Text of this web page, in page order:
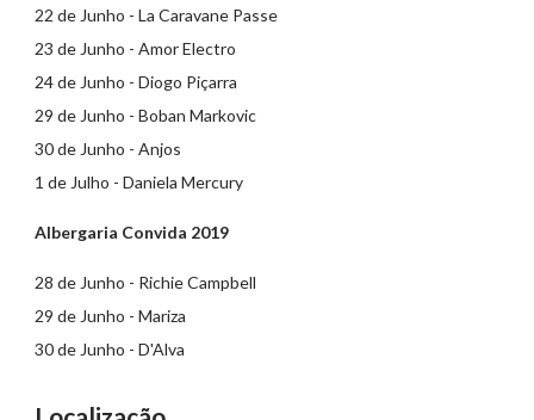
22 de Junho - La Caravane Passe
23 de Junho - Amor Electro
24 de Junho - Diogo Piçarra
29 de Junho - Boban Markovic
30 de Junho - Anjos
1 de Julho - Daniela Mercury
Albergaria Convida 2019
28 de Junho - Richie Campbell
29 de Junho - Mariza
30 de Junho - D'Alva